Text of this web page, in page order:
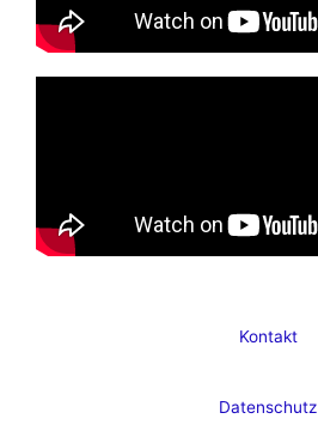
Kontakt
Datenschutz